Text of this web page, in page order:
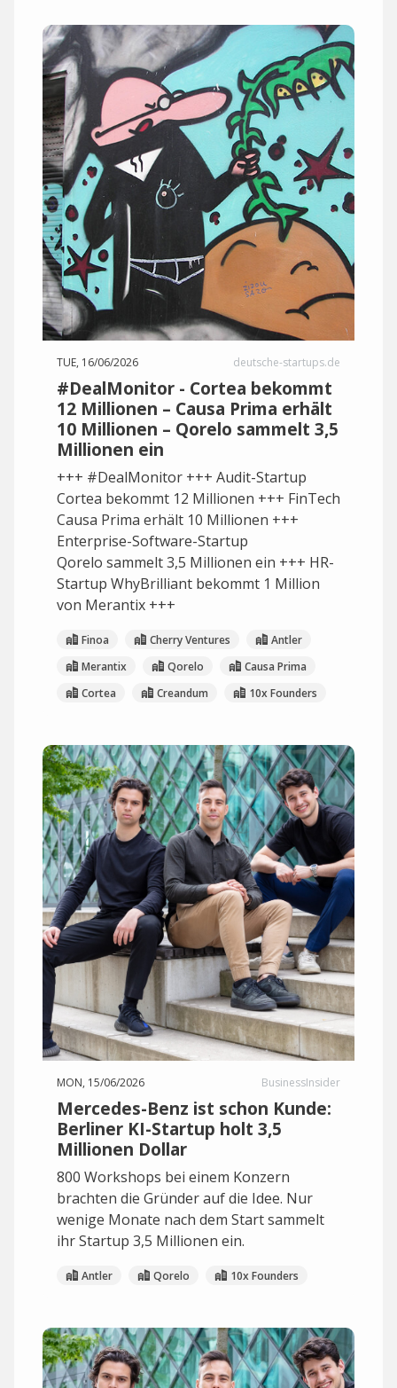
TUE, 16/06/2026 deutsche-startups.de
#DealMonitor - Cortea bekommt
12 Millionen – Causa Prima erhält
10 Millionen – Qorelo sammelt 3,5
Millionen ein
+++ #DealMonitor +++ Audit-Startup
Cortea bekommt 12 Millionen +++ FinTech
Causa Prima erhält 10 Millionen +++
Enterprise-Software-Startup
Qorelo sammelt 3,5 Millionen ein +++ HR-
Startup WhyBrilliant bekommt 1 Million
von Merantix +++
Finoa Cherry Ventures
Antler
Merantix
Qorelo
Causa Prima
Cortea
Creandum 10x Founders
MON, 15/06/2026 BusinessInsider
Mercedes-Benz ist schon Kunde:
Berliner KI-Startup holt 3,5
Millionen Dollar
800 Workshops bei einem Konzern
brachten die Gründer auf die Idee. Nur
wenige Monate nach dem Start sammelt
ihr Startup 3,5 Millionen ein.
Antler Qorelo 10x Founders